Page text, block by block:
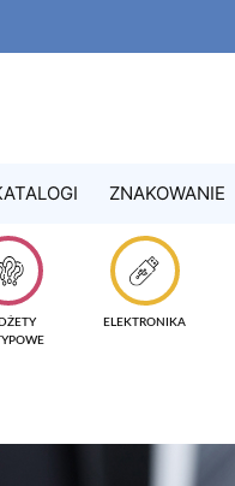
ZNAKOWANIE
ELEKTRONIKA